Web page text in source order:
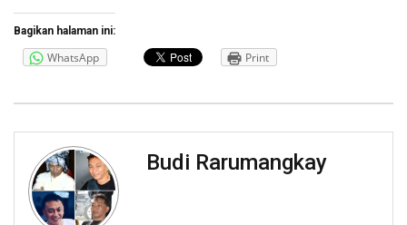
Bagikan halaman ini:
WhatsApp Print
Budi Rarumangkay